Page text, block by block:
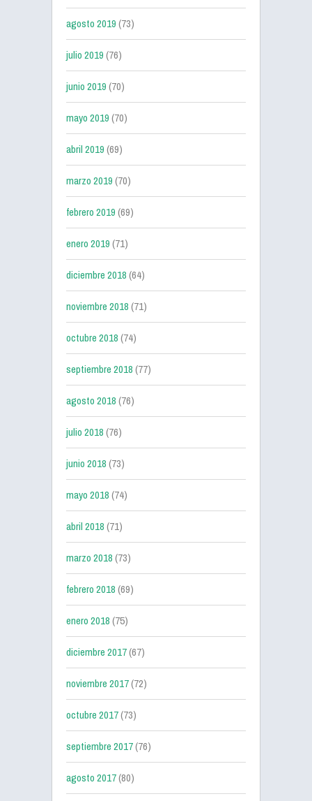
agosto 2019(73)
julio 2019(76)
junio 2019(70)
mayo 2019(70)
abril 2019(69)
marzo 2019(70)
febrero 2019(69)
enero 2019(71)
diciembre 2018(64)
noviembre 2018(71)
octubre 2018(74)
septiembre 2018(77)
agosto 2018(76)
julio 2018(76)
junio 2018(73)
mayo 2018(74)
abril 2018(71)
marzo 2018(73)
febrero 2018(69)
enero 2018(75)
diciembre 2017(67)
noviembre 2017(72)
octubre 2017(73)
septiembre 2017(76)
agosto 2017(80)